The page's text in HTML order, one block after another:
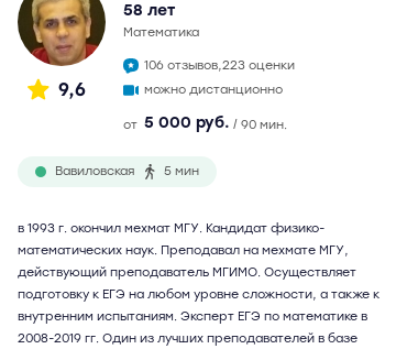
9,6
58 лет
математика
106 отзывов,223 оценки
можно дистанционно
от 5 000 руб. / 90 мин.
Вавиловская 5 мин
в 1993 г. окончил мехмат МГУ. Кандидат физико-
математических наук. Преподавал на мехмате МГУ,
действующий преподаватель МГИМО. Осуществляет
подготовку к ЕГЭ на любом уровне сложности, а также к
внутренним испытаниям. Эксперт ЕГЭ по математике в
2008-2019 гг. Один из лучших преподавателей в базе